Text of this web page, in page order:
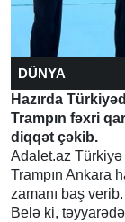
DÜNYA
Hazırda
Trampın fəxri
diqqət çəkib.
Adalet.az Türkiyə
Trampın Ankara
zamanı baş verib.
Belə ki,